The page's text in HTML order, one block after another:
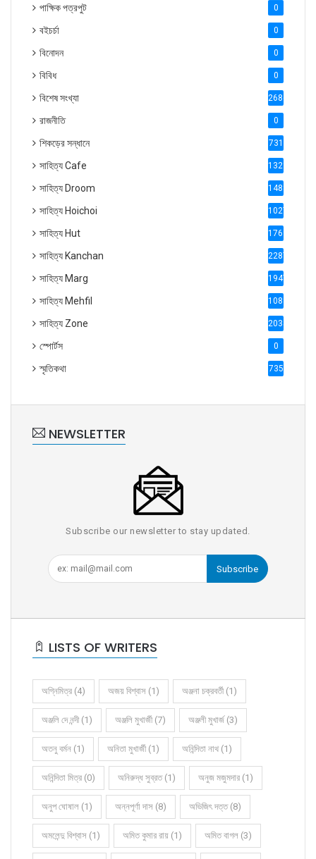
পাক্ষিক পত্রপুট 0
বইচর্চা 0
বিনোদন 0
বিবিধ 0
বিশেষ সংখ্যা 2686
রাজনীতি 0
শিকড়ের সন্ধানে 731
সাহিত্য Cafe 1321
সাহিত্য Droom 1488
সাহিত্য Hoichoi 1027
সাহিত্য Hut 1769
সাহিত্য Kanchan 2287
সাহিত্য Marg 1947
সাহিত্য Mehfil 1088
সাহিত্য Zone 2035
স্পোর্টস 0
স্মৃতিকথা 735
NEWSLETTER
Subscribe our newsletter to stay updated.
Subscribe
LISTS OF WRITERS
অগ্নিমিত্র (4) অজয় বিশ্বাস (1) অঞ্জনা চক্রবর্তী (1)
অঞ্জলি দে নন্দী (1) অঞ্জলি মুখার্জী (7) অঞ্জলী মুখার্জ (3)
অতনু বর্মন (1) অনিতা মুখার্জী (1) অনিন্দিতা নাথ (1)
অনিন্দিতা মিত্র (0) অনিরুদ্ধ সুব্রত (1) অনুজ মজুমদার (1)
অনুপ ঘোষাল (1) অন্নপূর্ণা দাস (8) অভিজিৎ দত্ত (8)
অমলেন্দু বিশ্বাস (1) অমিত কুমার রায় (1) অমিত বাগল (3)